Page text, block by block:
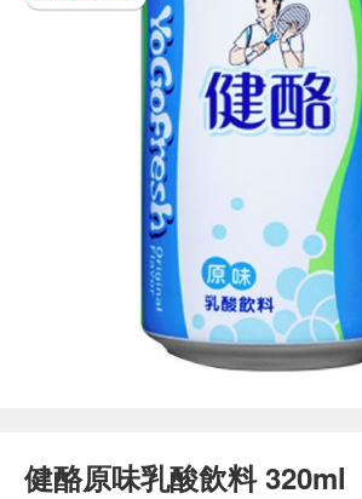
健酪原味乳酸飲料 320ml